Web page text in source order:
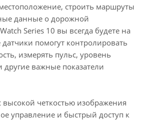
строить маршруты
данные о дорожной
Series 10 вы всегда будете на
помогут контролировать
измерять пульс, уровень
другие важные показатели
высокой четкостью изображения
управление и быстрый доступ к